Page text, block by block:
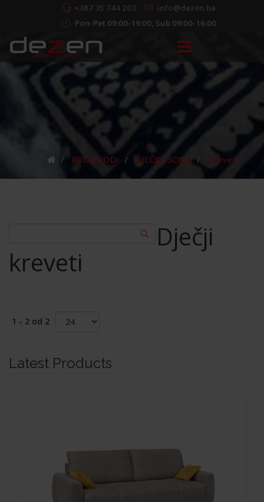
+387 35 744 203
info@dezen.ba
Pon-Pet 09:00-19:00, Sub 09:00-16:00
PROIZVODI DJEČIJA SOBA Kreveti
Dječji
kreveti
1 - 2 od 2
Latest Products